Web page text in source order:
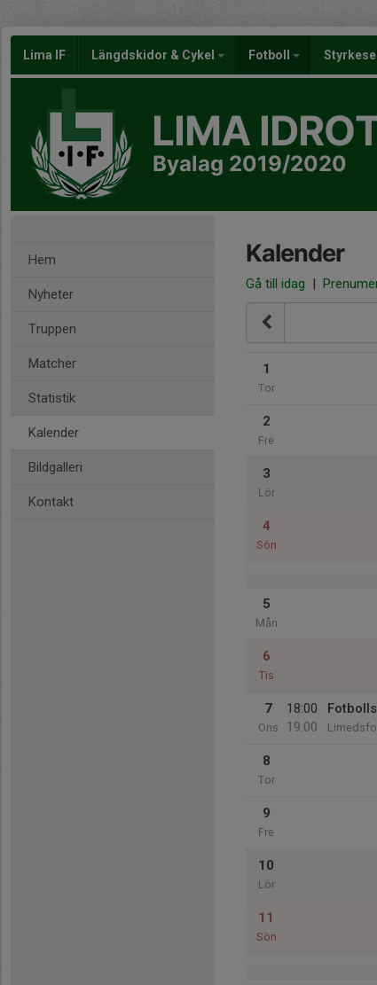
Lima IF Längdskidor & Cykel Fotboll
LIMA
Byalag 2019/2020
Hem
Nyheter
Truppen
Matcher
Statistik
Kalender
Bildgalleri
Kontakt
Kalender
Gå till idag |
1
Tor
2
Fre
3
Lör
4
Sön
5
Mån
6
Tis
7
Ons
18:00
19:00
8
Tor
9
Fre
10
Lör
11
Sön